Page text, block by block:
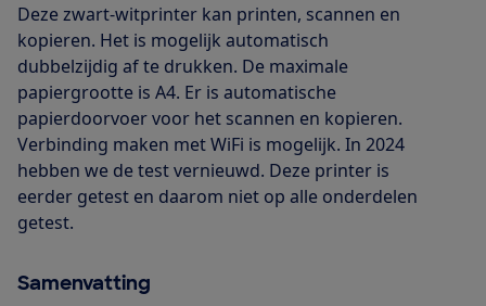
Deze zwart-witprinter kan printen, scannen en
kopieren. Het is mogelijk automatisch
dubbelzijdig af te drukken. De maximale
papiergrootte is A4. Er is automatische
papierdoorvoer voor het scannen en kopieren.
Verbinding maken met WiFi is mogelijk. In 2024
hebben we de test vernieuwd. Deze printer is
eerder getest en daarom niet op alle onderdelen
getest.
Samenvatting